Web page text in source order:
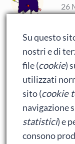
26
Io
politico.
bel decreto
ha fatto
Per una
Su questo
nostri e di
file (cookie)
utilizzati
sito (cookie
navigazione
statistici) e
consono